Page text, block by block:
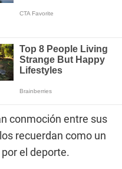
conmoción entre sus
recuerdan como un
el deporte.